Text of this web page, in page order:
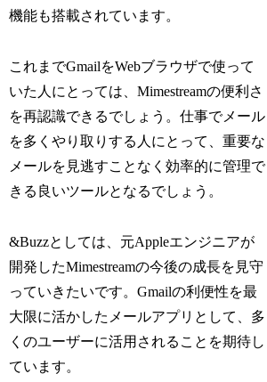
機能も搭載されています。
これまでGmailをWebブラウザで使って
いた人にとっては、Mimestreamの便利さ
を再認識できるでしょう。仕事でメール
を多くやり取りする人にとって、重要な
メールを見逃すことなく効率的に管理で
きる良いツールとなるでしょう。
&Buzzとしては、元Appleエンジニアが
開発したMimestreamの今後の成長を見守
っていきたいです。Gmailの利便性を最
大限に活かしたメールアプリとして、多
くのユーザーに活用されることを期待し
ています。